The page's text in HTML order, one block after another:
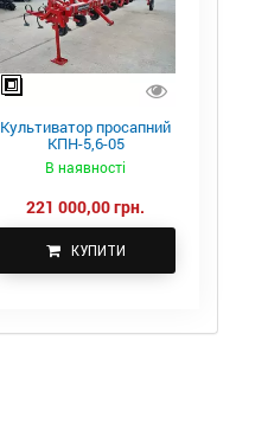
Культиватор просапний
КПН-5,6-05
В наявності
221 000,00 грн.
КУПИТИ